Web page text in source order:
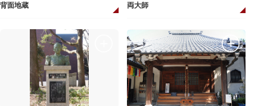
背面地蔵 両大師